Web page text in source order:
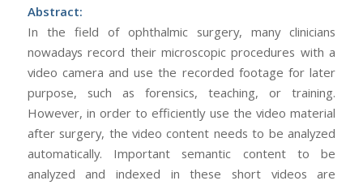
Abstract:
In the field of ophthalmic surgery, many clinicians
nowadays record their microscopic procedures with a
video camera and use the recorded footage for later
purpose, such as forensics, teaching, or training.
However, in order to efficiently use the video material
after surgery, the video content needs to be analyzed
automatically. Important semantic content to be
analyzed and indexed in these short videos are